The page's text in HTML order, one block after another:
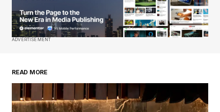
ADVERTISEMENT
READ MORE